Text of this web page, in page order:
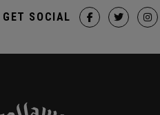
GET SOCIAL